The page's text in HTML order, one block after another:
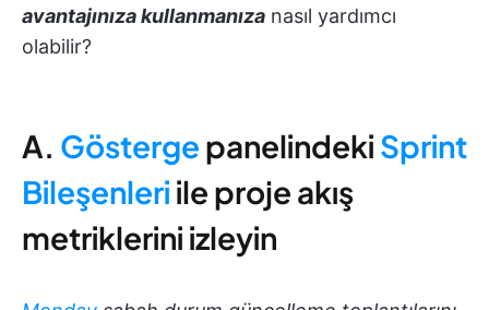
avantajınıza kullanmanıza nasıl yardımcı
olabilir?
A. Gösterge panelindeki Sprint
Bileşenleri ile proje akış
metriklerini izleyin